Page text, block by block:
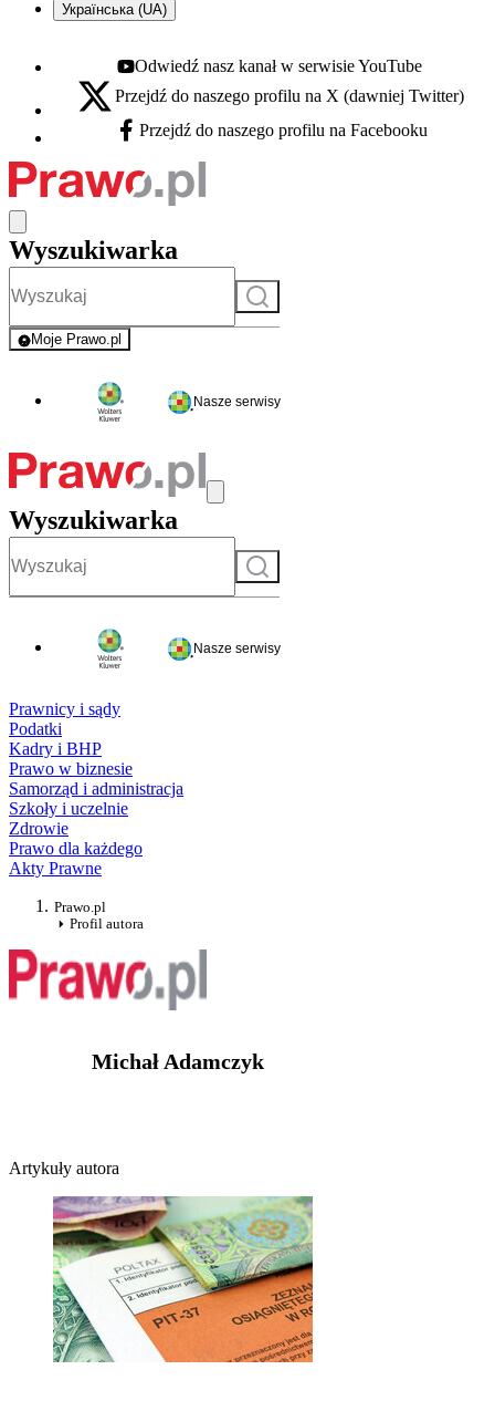
Українська (UA)
Youtube - otwiera się w nowej karcie
Odwiedź nasz kanał w serwisie YouTube
X - otwiera się w nowej karcie
Przejdź do naszego profilu na X (dawniej Twitter)
Facebook - otwiera się w nowej karcie
Przejdź do naszego profilu na Facebooku
Wyszukiwarka
Szukaj
Moje Prawo.pl
- rejestracja i logowanie do serwisu
Nasze serwisy
Wyszukiwarka
Szukaj
Nasze serwisy
Prawnicy i sądy
Podatki
Kadry i BHP
Prawo w biznesie
Samorząd i administracja
Szkoły i uczelnie
Zdrowie
Prawo dla każdego
Akty Prawne
Prawo.pl
Profil autora
Michał Adamczyk
Artykuły autora